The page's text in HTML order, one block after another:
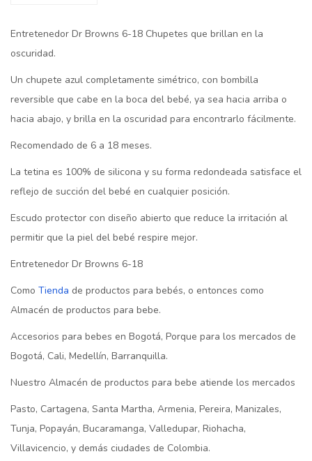
Entretenedor Dr Browns 6-18 Chupetes que brillan en la
oscuridad.
Un chupete azul completamente simétrico, con bombilla
reversible que cabe en la boca del bebé, ya sea hacia arriba o
hacia abajo, y brilla en la oscuridad para encontrarlo fácilmente.
Recomendado de 6 a 18 meses.
La tetina es 100% de silicona y su forma redondeada satisface el
reflejo de succión del bebé en cualquier posición.
Escudo protector con diseño abierto que reduce la irritación al
permitir que la piel del bebé respire mejor.
Entretenedor Dr Browns 6-18
Como Tienda de productos para bebés, o entonces como
Almacén de productos para bebe.
Accesorios para bebes en Bogotá, Porque para los mercados de
Bogotá, Cali, Medellín, Barranquilla.
Nuestro Almacén de productos para bebe atiende los mercados
Pasto, Cartagena, Santa Martha, Armenia, Pereira, Manizales,
Tunja, Popayán, Bucaramanga, Valledupar, Riohacha,
Villavicencio, y demás ciudades de Colombia.